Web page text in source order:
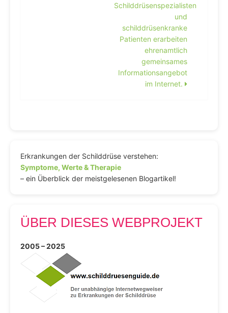
Schilddrüsenspezialisten
und
schilddrüsenkranke
Patienten erarbeiten
ehrenamtlich
gemeinsames
Informationsangebot
im Internet.
Erkrankungen der Schilddrüse verstehen:
Symptome, Werte & Therapie
– ein Überblick der meistgelesenen Blogartikel!
ÜBER DIESES WEBPROJEKT
2005 – 2025